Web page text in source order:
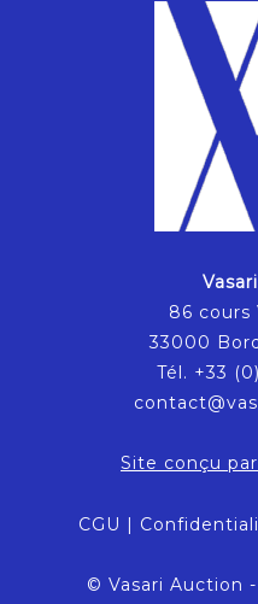
86 cours
33000
Tél. +33
Site conçu
CGU |
© Vasari Auction